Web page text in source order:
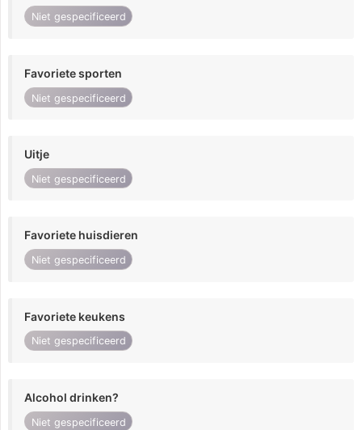
Niet gespecificeerd
Favoriete sporten
Niet gespecificeerd
Uitje
Niet gespecificeerd
Favoriete huisdieren
Niet gespecificeerd
Favoriete keukens
Niet gespecificeerd
Alcohol drinken?
Niet gespecificeerd